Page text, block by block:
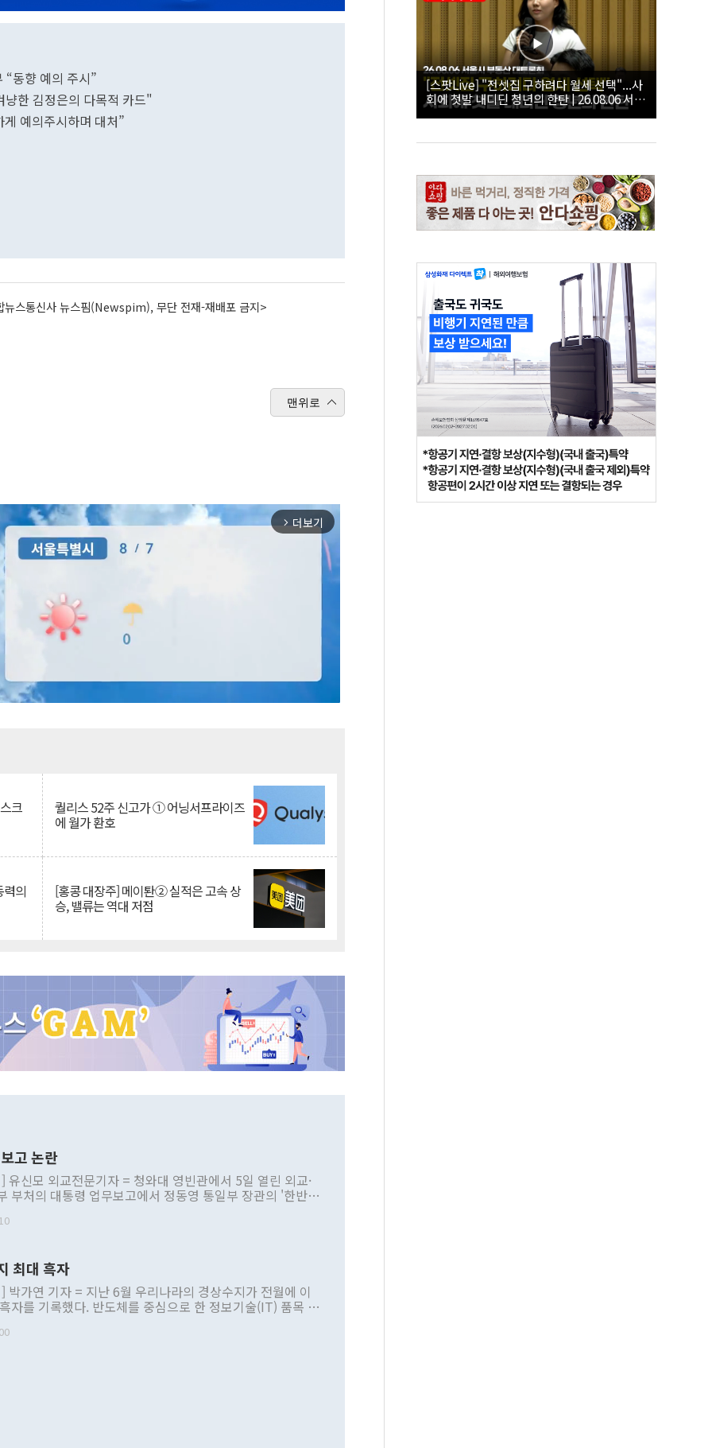
동향 예의 주시”
한 김정은의 다목적 카드"
예의주시하며 대처”
뉴스통신사 뉴스핌(Newspim), 무단 전재-재배포 금지>
맨위로
arrow_forward_ios 더보기
크 퀄리스 52주 신고가 ① 어닝서프라이즈
에 월가 환호
의 [홍콩 대장주] 메이퇀② 실적은 고속 상
승, 밸류는 역대 저점
고 논란
유신모 외교전문기자 = 청와대 영빈관에서 5일 열린 외교·
부처의 대통령 업무보고에서 정동영 통일부 장관의 '한반도
부 내 조율을 거치지 않은 사안을 정책으로 추진하겠다고 공
근거한 비현실적 구상'이라는 비판을 내놨다. 그동안 정 장
관련 발언이 물의를 빚은 적은 여러 번 있지만 대통령과 유
공개적으로 부정적 입장을 표명한 것은 이례적이다. 정 장
북 접근법과 월권을 제어해야 한다는 목소리도 높아지고 있
최대 흑자
박가연 기자 = 지난 6월 우리나라의 경상수지가 전월에 이
자를 기록했다. 반도체를 중심으로 한 정보기술(IT) 품목 수
르
[스팟Live] "전셋집 구하려다 월세 선택"...사
회에 첫발 내디딘 청년의 한탄 | 26.08.06 서울
시 부동산 대토론회